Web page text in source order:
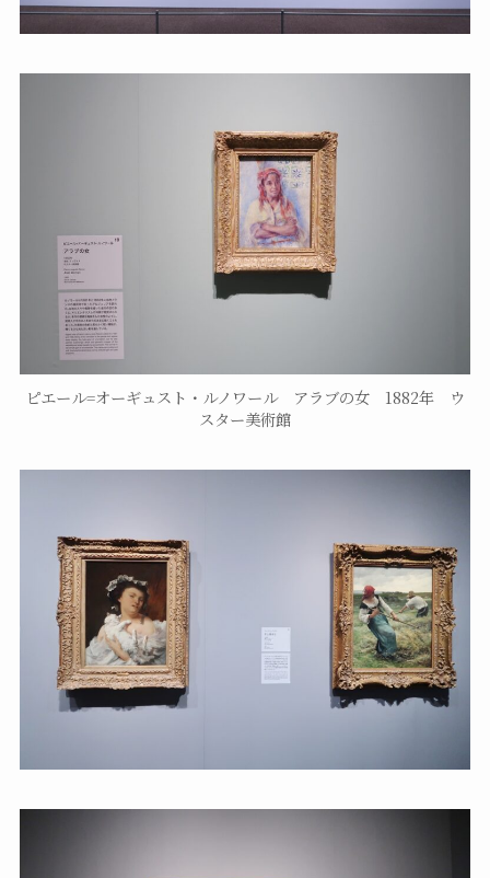
ピエール=オーギュスト・ルノワール アラブの女 1882年 ウ
スター美術館